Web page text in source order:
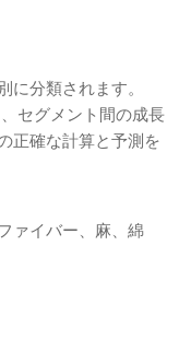
分類されます。
セグメント間の成長
正確な計算と予測を
ァイバー、麻、綿